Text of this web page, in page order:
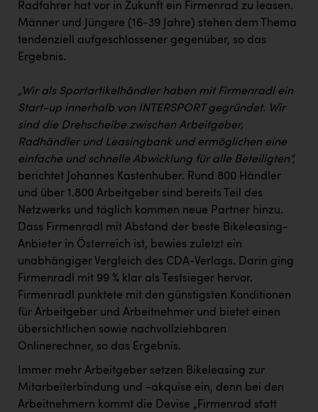
Radfahrer hat vor in Zukunft ein Firmenrad zu leasen.
Männer und Jüngere (16-39 Jahre) stehen dem Thema
tendenziell aufgeschlossener gegenüber, so das
Ergebnis.
„Wir als Sportartikelhändler haben mit Firmenradl ein
Start-up innerhalb von INTERSPORT gegründet. Wir
sind die Drehscheibe zwischen Arbeitgeber,
Radhändler und Leasingbank und ermöglichen eine
einfache und schnelle Abwicklung für alle Beteiligten“,
berichtet Johannes Kastenhuber. Rund 800 Händler
und über 1.800 Arbeitgeber sind bereits Teil des
Netzwerks und täglich kommen neue Partner hinzu.
Dass Firmenradl mit Abstand der beste Bikeleasing-
Anbieter in Österreich ist, bewies zuletzt ein
unabhängiger Vergleich des CDA-Verlags. Darin ging
Firmenradl mit 99 % klar als Testsieger hervor.
Firmenradl punktete mit den günstigsten Konditionen
für Arbeitgeber und Arbeitnehmer und bietet einen
übersichtlichen sowie nachvollziehbaren
Onlinerechner, so das Ergebnis.
Immer mehr Arbeitgeber setzen Bikeleasing zur
Mitarbeiterbindung und -akquise ein, denn bei den
Arbeitnehmern kommt die Devise „Firmenrad statt